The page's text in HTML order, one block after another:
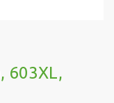
603XL,